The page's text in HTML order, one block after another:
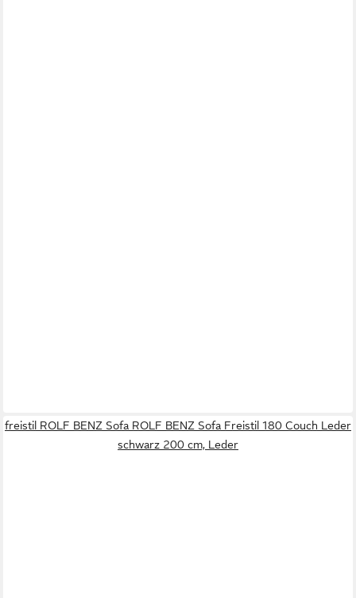
freistil ROLF BENZ Sofa ROLF BENZ Sofa Freistil 180 Couch Leder
schwarz 200 cm, Leder